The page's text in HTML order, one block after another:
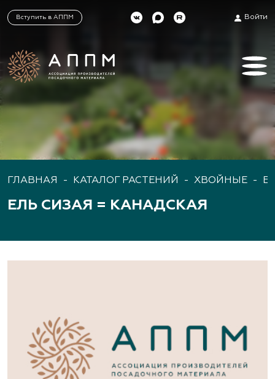
Вступить в АППМ Войти
ГЛАВНАЯ - КАТАЛОГ РАСТЕНИЙ - ХВОЙНЫЕ -
ЕЛЬ СИЗАЯ = КАНАДСКАЯ